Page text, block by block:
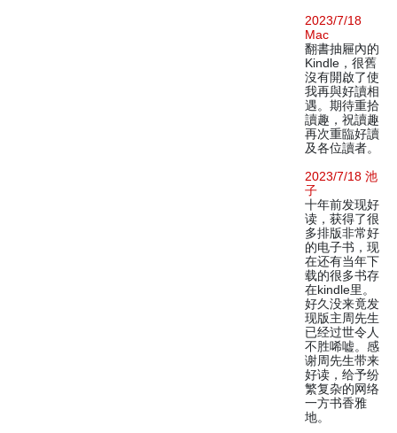
2023/7/18
Mac
翻書抽屜內的
Kindle，很舊
沒有開啟了使
我再與好讀相
遇。期待重拾
讀趣，祝讀趣
再次重臨好讀
及各位讀者。
2023/7/18 池
子
十年前发现好
读，获得了很
多排版非常好
的电子书，现
在还有当年下
载的很多书存
在kindle里。
好久没来竟发
现版主周先生
已经过世令人
不胜唏嘘。感
谢周先生带来
好读，给予纷
繁复杂的网络
一方书香雅
地。